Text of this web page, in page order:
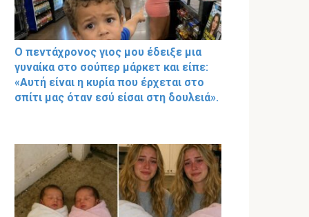
Ο πεντάχρονος γιος μου έδειξε μια
γυναίκα στο σούπερ μάρκετ και είπε:
«Αυτή είναι η κυρία που έρχεται στο
σπίτι μας όταν εσύ είσαι στη δουλειά».